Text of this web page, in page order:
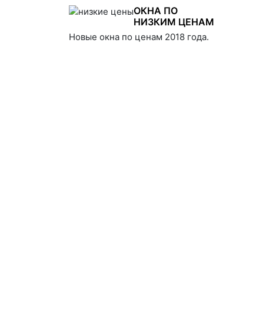
ОКНА ПО
НИЗКИМ ЦЕНАМ
Новые окна по ценам 2018 года.